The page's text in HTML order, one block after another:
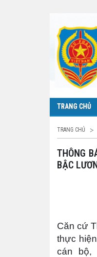
TRANG CHỦ
TRANG CHỦ
THÔNG BÁO RÀ SOÁT CÔNG CHỨC, VIÊN CHỨC, NGƯỜI LAO ĐỘNG ĐỦ ĐIỀU KIỆN ĐỀ NGHỊ NÂNG
BẬC
Căn cứ
thực
cán bộ,